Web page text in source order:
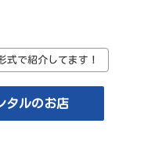
式で紹介してます！
タルのお店